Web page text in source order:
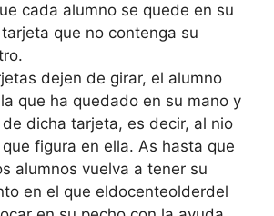
cada alumno se quede en su
que no contenga su
dejen de girar, el alumno
que ha quedado en su mano y
dicha tarjeta, es decir, al nio
figura en ella. As hasta que
alumnos vuelva a tener su
en el que eldocenteolderdel